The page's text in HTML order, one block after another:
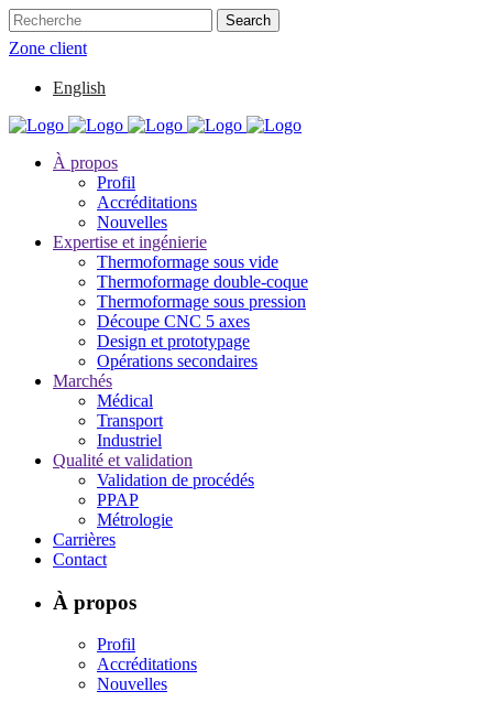
Zone client
English
À propos
Profil
Accréditations
Nouvelles
Expertise et ingénierie
Thermoformage sous vide
Thermoformage double-coque
Thermoformage sous pression
Découpe CNC 5 axes
Design et prototypage
Opérations secondaires
Marchés
Médical
Transport
Industriel
Qualité et validation
Validation de procédés
PPAP
Métrologie
Carrières
Contact
À propos
Profil
Accréditations
Nouvelles